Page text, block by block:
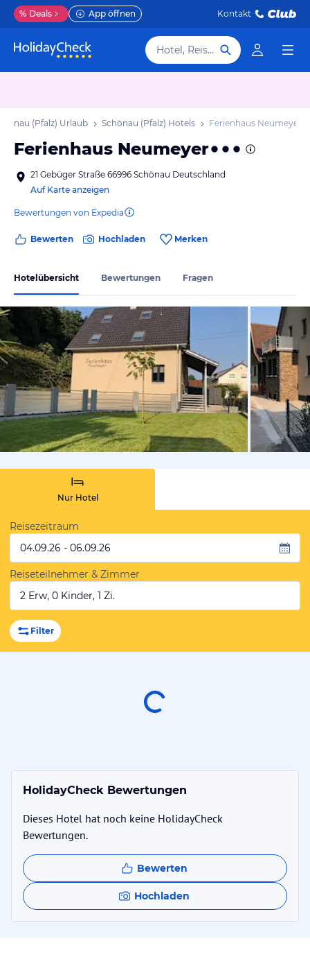
% Deals App öffnen Kontakt
Hotel, Reiseziel
(Pfalz) Urlaub Schönau (Pfalz) Hotels Ferienhaus Neumeyer
Ferienhaus Neumeyer
21 Gebüger Straße 66996 Schönau Deutschland
Auf Karte anzeigen
Bewertungen von Expedia
Bewerten Hochladen Merken
Hotelübersicht Bewertungen Fragen
von
Nur Hotel
Reisezeitraum
04.09.26 - 06.09.26
Reiseteilnehmer & Zimmer
2 Erw, 0 Kinder, 1 Zi.
Filter
HolidayCheck Bewertungen
Dieses Hotel hat noch keine HolidayCheck
Bewertungen.
Bewerten
Hochladen